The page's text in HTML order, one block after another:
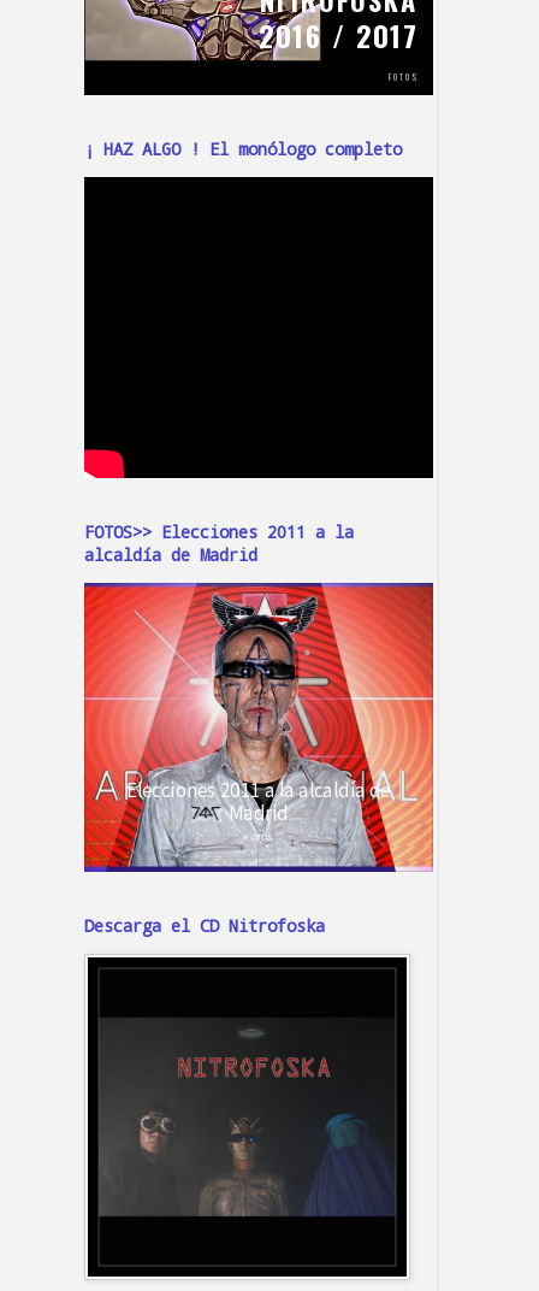
¡ HAZ ALGO ! El monólogo completo
FOTOS>> Elecciones 2011 a la
alcaldía de Madrid
Descarga el CD Nitrofoska